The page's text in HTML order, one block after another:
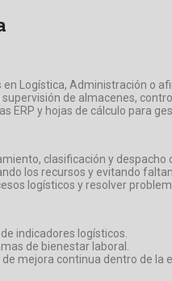
Logística, Administración o
de almacenes,
ERP y hojas de cálculo para
clasificación y
los recursos y evitando
logísticos y resolver
indicadores logísticos.
de bienestar laboral.
mejora continua dentro de la